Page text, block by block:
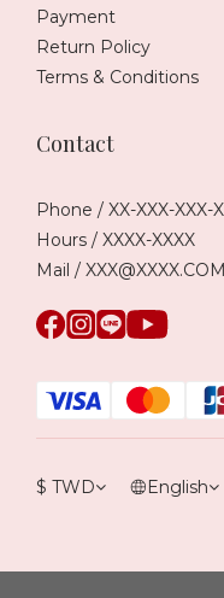
Payment
Return Policy
Terms & Conditions
Contact
Phone / XX-XXX-XXX-
Hours / XXXX-XXXX
Mail / XXX@XXXX.COM
$ TWD English